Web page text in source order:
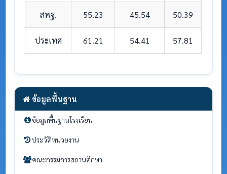
ข้อมูลพื้นฐาน
ข้อมูลพื้นฐานโรงเรียน
ประวัติหน่วยงาน
คณะกรรมการสถานศึกษา
สพฐ. 55.23 45.54 50.39
ประเทศ 61.21 54.41 57.81